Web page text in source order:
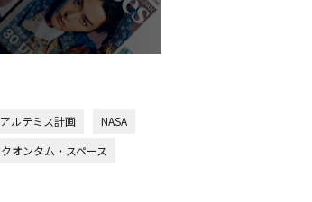
アルテミス計画
NASA
クオンタム・スペース